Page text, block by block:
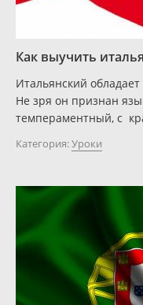
Как выучить
Итальянский
Не зря он признан
темпераментный, с
Категория:Уроки